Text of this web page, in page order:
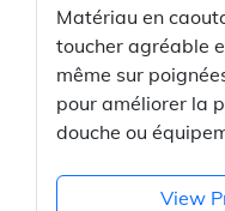
Matériau en
toucher agréable
même sur
pour améliorer la
douche ou
View